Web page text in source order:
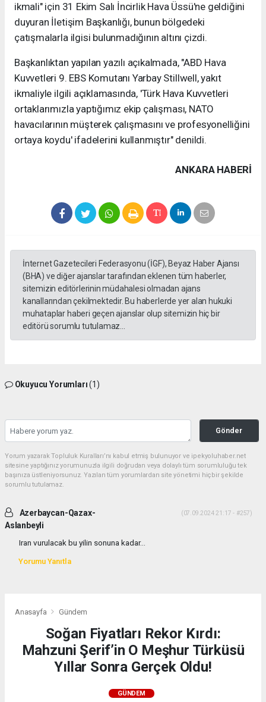
ikmali" için 31 Ekim Salı İncirlik Hava Üssü'ne geldiğini
duyuran İletişim Başkanlığı, bunun bölgedeki
çatışmalarla ilgisi bulunmadığının altını çizdi.
Başkanlıktan yapılan yazılı açıkalmada, "ABD Hava
Kuvvetleri 9. EBS Komutanı Yarbay Stillwell, yakıt
ikmaliyle ilgili açıklamasında, 'Türk Hava Kuvvetleri
ortaklarımızla yaptığımız ekip çalışması, NATO
havacılarının müşterek çalışmasını ve profesyonelliğini
ortaya koydu' ifadelerini kullanmıştır" denildi.
ANKARA HABERİ
İnternet Gazetecileri Federasyonu (İGF), Beyaz Haber Ajansı
(BHA) ve diğer ajanslar tarafından eklenen tüm haberler,
sitemizin editörlerinin müdahalesi olmadan ajans
kanallarından çekilmektedir. Bu haberlerde yer alan hukuki
muhataplar haberi geçen ajanslar olup sitemizin hiç bir
editörü sorumlu tutulamaz...
Okuyucu Yorumları(1)
Gönder
Yorum yazarak Topluluk Kuralları’nı kabul etmiş bulunuyor ve ipekyoluhaber.net
sitesine yaptığınız yorumunuzla ilgili doğrudan veya dolaylı tüm sorumluluğu tek
başınıza üstleniyorsunuz. Yazılan tüm yorumlardan site yönetimi hiçbir şekilde
sorumlu tutulamaz.
Azerbaycan-Qazax-
Aslanbeyli
(07.09.2024 21:17 - #257)
Iran vurulacak bu yilin sonuna kadar...
Yorumu Yanıtla
Anasayfa Gündem
Soğan Fiyatları Rekor Kırdı:
Mahzuni Şerif’in O Meşhur Türküsü
Yıllar Sonra Gerçek Oldu!
GÜNDEM